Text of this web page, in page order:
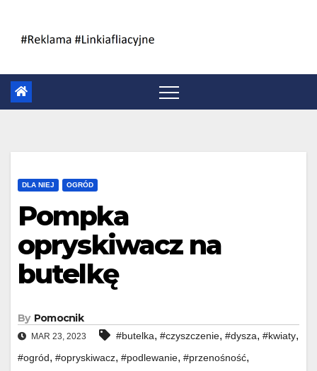
DLA NIEJ OGRÓD
Pompka
opryskiwacz na
butelkę
By Pomocnik
MAR 23, 2023 #butelka, #czyszczenie, #dysza, #kwiaty,
#ogród, #opryskiwacz, #podlewanie, #przenośność,